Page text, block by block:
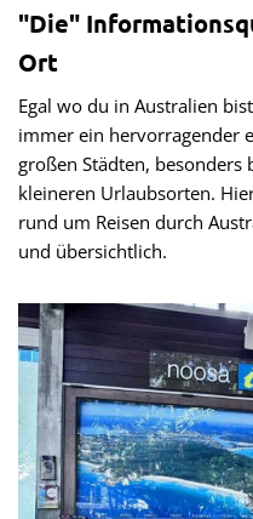
"Die"
Ort
Egal wo du in Australien
immer ein hervorragender
großen Städten, besonders
kleineren Urlaubsorten.
rund um Reisen durch
und übersichtlich.